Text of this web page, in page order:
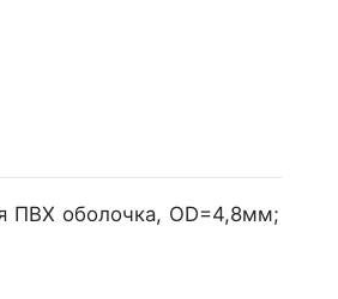
ПВХ оболочка, OD=4,8мм;